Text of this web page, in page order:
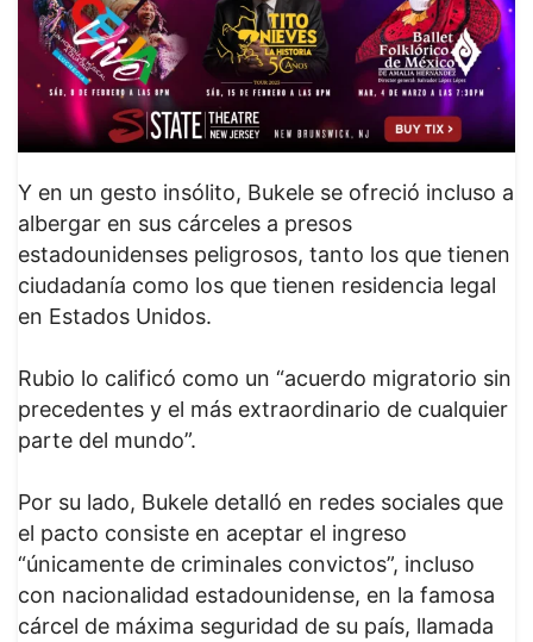
Y en un gesto insólito, Bukele se ofreció incluso a
albergar en sus cárceles a presos
estadounidenses peligrosos, tanto los que tienen
ciudadanía como los que tienen residencia legal
en Estados Unidos.
Rubio lo calificó como un “acuerdo migratorio sin
precedentes y el más extraordinario de cualquier
parte del mundo”.
Por su lado, Bukele detalló en redes sociales que
el pacto consiste en aceptar el ingreso
“únicamente de criminales convictos”, incluso
con nacionalidad estadounidense, en la famosa
cárcel de máxima seguridad de su país, llamada